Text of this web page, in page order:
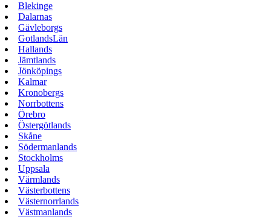
Blekinge
Dalarnas
Gävleborgs
GotlandsLän
Hallands
Jämtlands
Jönköpings
Kalmar
Kronobergs
Norrbottens
Örebro
Östergötlands
Skåne
Södermanlands
Stockholms
Uppsala
Värmlands
Västerbottens
Västernorrlands
Västmanlands